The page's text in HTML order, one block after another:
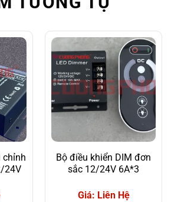
chỉnh
24V
Bộ điều khiển DIM đơn
sắc 12/24V 6A*3
Giá: Liên Hệ